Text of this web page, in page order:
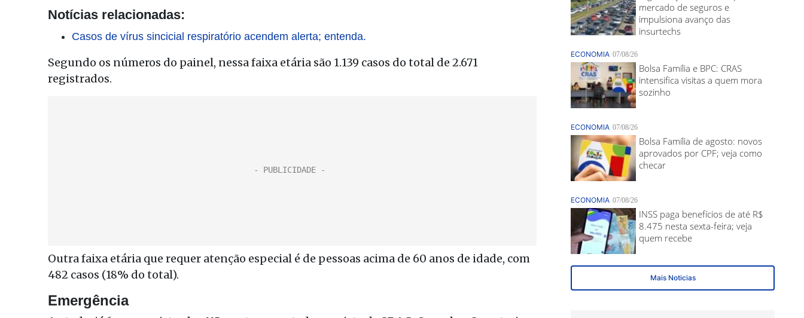
Notícias relacionadas:
Casos de vírus sincicial respiratório acendem alerta; entenda.
Segundo os números do painel, nessa faixa etária são 1.139 casos do total de 2.671
registrados.
Outra faixa etária que requer atenção especial é de pessoas acima de 60 anos de idade, com
482 casos (18% do total).
Emergência